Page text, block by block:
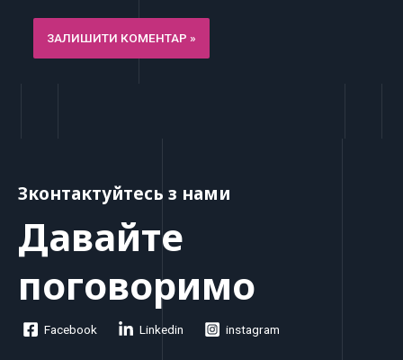
Зконтактуйтесь з нами
Давайте
поговоримо
Facebook Linkedin instagram